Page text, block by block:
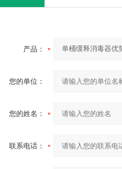
产品：
您的单位：
您的姓名：
联系电话：